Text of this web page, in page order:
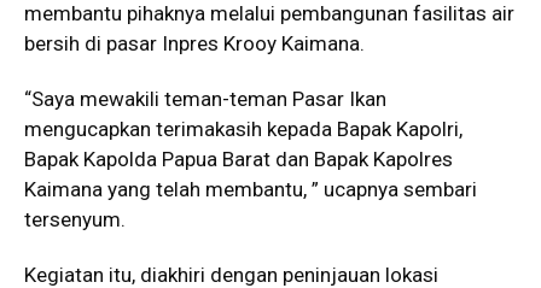
membantu pihaknya melalui pembangunan fasilitas air
bersih di pasar Inpres Krooy Kaimana.
“Saya mewakili teman-teman Pasar Ikan
mengucapkan terimakasih kepada Bapak Kapolri,
Bapak Kapolda Papua Barat dan Bapak Kapolres
Kaimana yang telah membantu, ” ucapnya sembari
tersenyum.
Kegiatan itu, diakhiri dengan peninjauan lokasi